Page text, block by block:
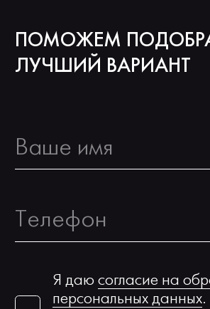
ПОМОЖЕМ
ЛУЧШИЙ ВАРИАНТ
Я даюсогласие на
персональных данных.